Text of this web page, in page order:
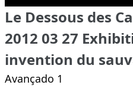
Le Dessous des
2012 03 27
invention du
Avançado 1